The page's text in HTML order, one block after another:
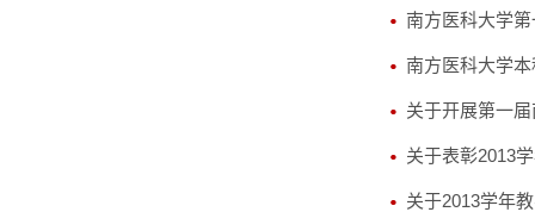
南方医科大学
南方医科大学
关于开展第一
关于表彰2013
关于2013学年